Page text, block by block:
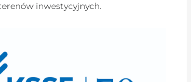
inwestycyjnych.